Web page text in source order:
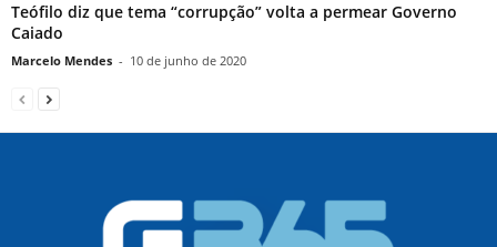
Teófilo diz que tema “corrupção” volta a permear Governo
Caiado
Marcelo Mendes - 10 de junho de 2020